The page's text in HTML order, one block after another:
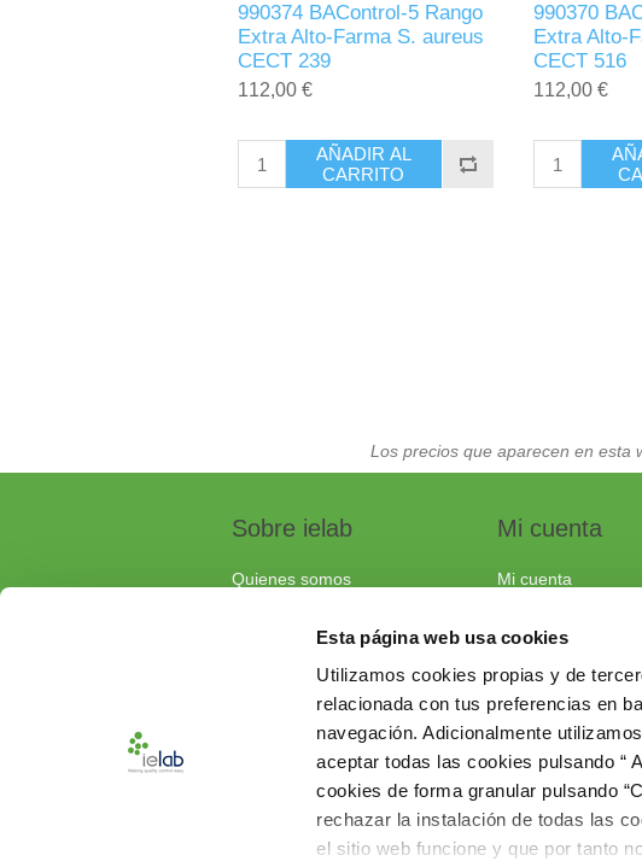
Esta página web usa cookies
Utilizamos cookies propias y de
relacionada con tus preferencias en
navegación. Adicionalmente
aceptar todas las cookies pulsando “
cookies de forma granular pulsando
rechazar la instalación de todas las
el sitio web funcione y que por tanto
990374 BAControl-5 Rango
Extra Alto-Farma S. aureus
CECT 239
112,00 €
AÑADIR AL
CARRITO
990370
Extra Alto-
CECT 516
112,00 €
Los precios que aparecen en esta
Sobre ielab
Quienes somos
Soluciones a medida
Contacta con nosotros
Documentos de interés
Preguntas frecuentes
Mi cuenta
Mi cuenta